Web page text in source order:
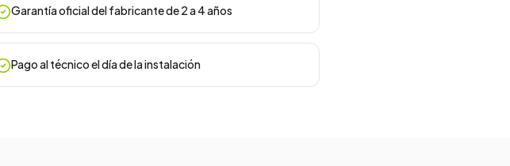
Garantía oficial del fabricante de 2 a 4 años
Pago al técnico el día de la instalación